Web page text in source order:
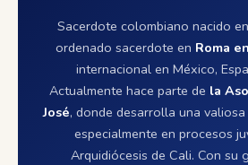
Sacerdote colombiano nacido en
ordenado sacerdote en Roma
internacional en México,
Actualmente hace parte de la
José, donde desarrolla una
especialmente en procesos
Arquidiócesis de Cali. Con su